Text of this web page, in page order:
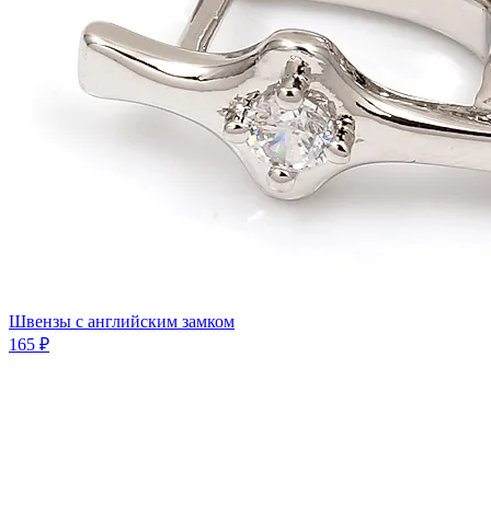
Швензы с английским замком
165 ₽